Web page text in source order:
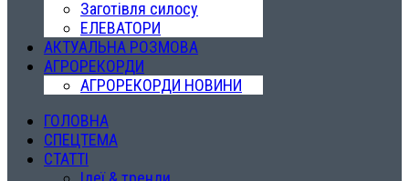
Заготівля силосу
ЕЛЕВАТОРИ
АКТУАЛЬНА РОЗМОВА
АГРОРЕКОРДИ
АГРОРЕКОРДИ НОВИНИ
ГОЛОВНА
СПЕЦТЕМА
СТАТТІ